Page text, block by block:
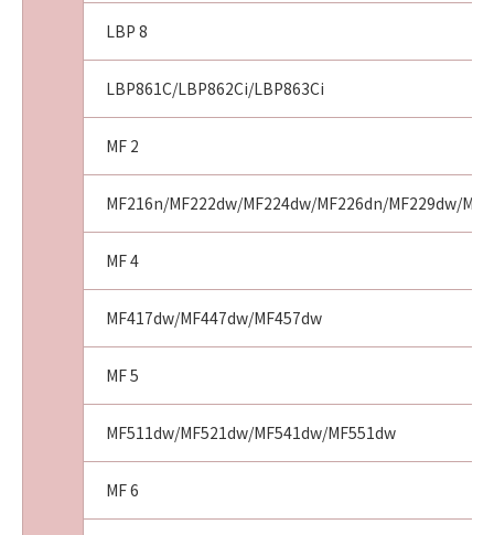
LBP 8
LBP861C/LBP862Ci/LBP863Ci
MF 2
MF216n/MF222dw/MF224dw/MF226dn/MF229dw/
MF 4
MF417dw/MF447dw/MF457dw
MF 5
MF511dw/MF521dw/MF541dw/MF551dw
MF 6